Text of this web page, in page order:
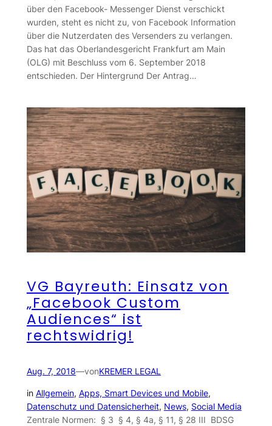
über den Facebook- Messenger Dienst verschickt
wurden, steht es nicht zu, von Facebook Information
über die Nutzerdaten des Versenders zu verlangen.
Das hat das Oberlandesgericht Frankfurt am Main
(OLG) mit Beschluss vom 6. September 2018
entschieden. Der Hintergrund Der Antrag…
VG Bayreuth: Einsatz von
„Facebook Custom
Audiences“ ist
rechtswidrig!
Aug. 7, 2018—vonKREMER LEGAL
in Allgemein, Apps, Smart Devices und Mobile
Datenschutz und Datensicherheit, News, Social Media
Zentrale Normen: § 3 § 4, § 4a, § 11, § 28 III BDSG